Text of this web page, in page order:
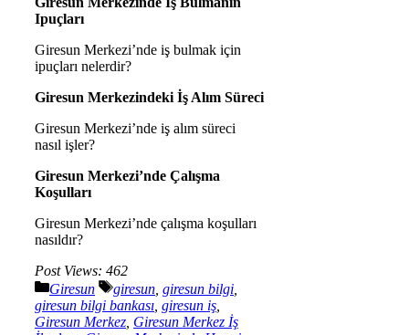
Ipuçları
Giresun Merkezi’nde iş bulmak için
ipuçları nelerdir?
Giresun Merkezindeki İş Alım Süreci
Giresun Merkezi’nde iş alım süreci
nasıl işler?
Giresun Merkezi’nde Çalışma
Koşulları
Giresun Merkezi’nde çalışma koşulları
nasıldır?
Post Views: 462
Kategoriler
Giresun Etiketler
giresun giresun bilgi
giresun bilgi bankası giresun iş
Giresun Merkez Giresun Merkez İş